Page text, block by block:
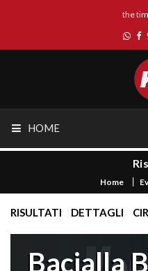
the
HOME
Home
RISULTATI DETTAGLI
Bacialla